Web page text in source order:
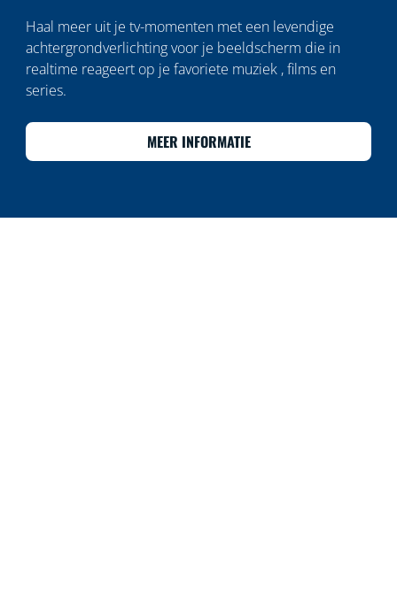
Haal meer uit je tv-momenten met een levendige
achtergrondverlichting voor je beeldscherm die in
realtime reageert op je favoriete muziek , films en
series.
MEER INFORMATIE